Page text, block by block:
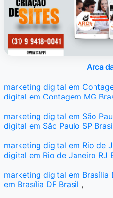
Arca
marketing digital em
digital em Contagem MG
marketing digital em São
digital em São Paulo SP
marketing digital em Rio de
digital em Rio de Janeiro RJ
marketing digital em Brasília
em Brasília DF Brasil ,